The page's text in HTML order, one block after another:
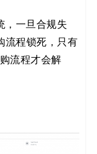
，一旦合规失
流程锁死，只有
流程才会解